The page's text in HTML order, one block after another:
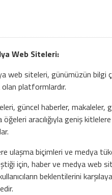
Web Siteleri:
web siteleri, günümüzün bilgi
platformlardır.
güncel haberler, makaleler,
aracılığıyla geniş
ulaşma biçimleri ve medya
için, haber ve medya web
beklentilerini